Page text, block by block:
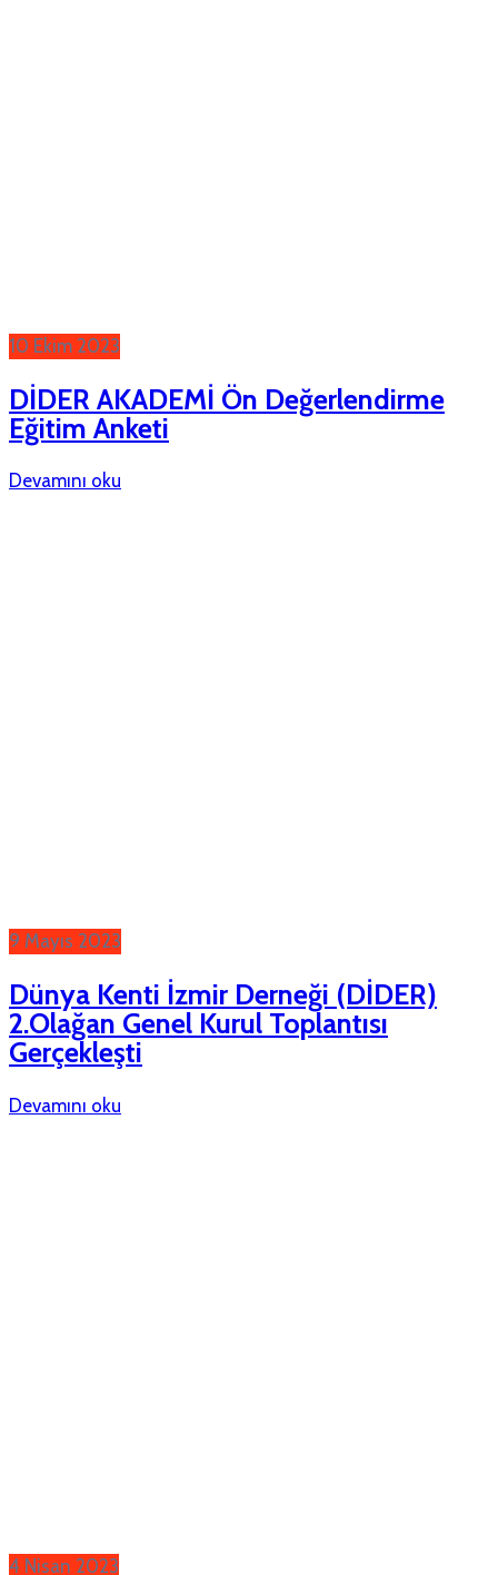
10 Ekim 2023
DİDER AKADEMİ Ön Değerlendirme
Eğitim Anketi
Devamını oku
9 Mayıs 2023
Dünya Kenti İzmir Derneği (DİDER)
2.Olağan Genel Kurul Toplantısı
Gerçekleşti
Devamını oku
4 Nisan 2023